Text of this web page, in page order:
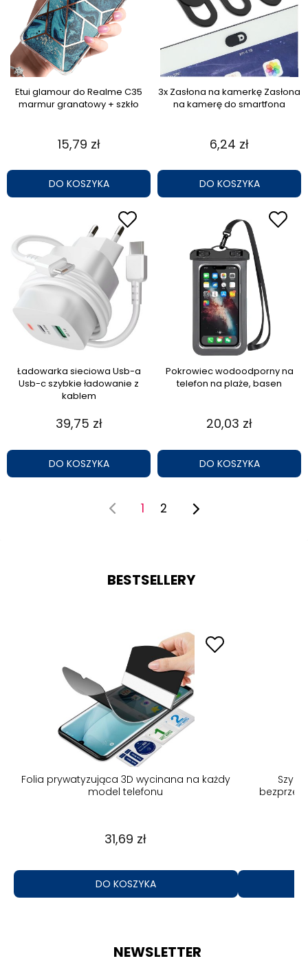
Etui glamour do Realme C35
marmur granatowy + szkło
15,79 zł
DO KOSZYKA
3x Zasłona na kamerkę Zasłona
na kamerę do smartfona
6,24 zł
DO KOSZYKA
Ładowarka sieciowa Usb-a
Usb-c szybkie ładowanie z
kablem
39,75 zł
DO KOSZYKA
Pokrowiec wodoodporny na
telefon na plaże, basen
20,03 zł
DO KOSZYKA
1 2
BESTSELLERY
Folia prywatyzująca 3D wycinana na każdy
model telefonu
31,69 zł
DO KOSZYKA
NEWSLETTER